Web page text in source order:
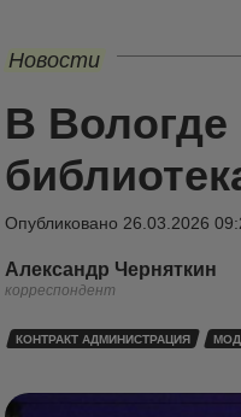
Новости
В Вологде
Опубликовано 26.03.2026
Александр Черняткин
корреспондент
КОНТРАКТ АДМИНИСТРАЦИЯ